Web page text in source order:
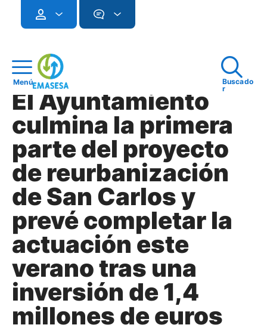
Menú
Buscado
r
El Ayuntamiento
culmina la primera
parte del proyecto
de reurbanización
de San Carlos y
prevé completar la
actuación este
verano tras una
inversión de 1,4
millones de euros